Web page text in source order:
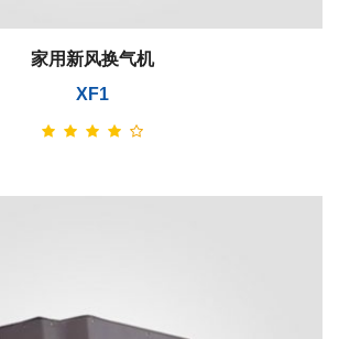
家用新风换气机
XF1